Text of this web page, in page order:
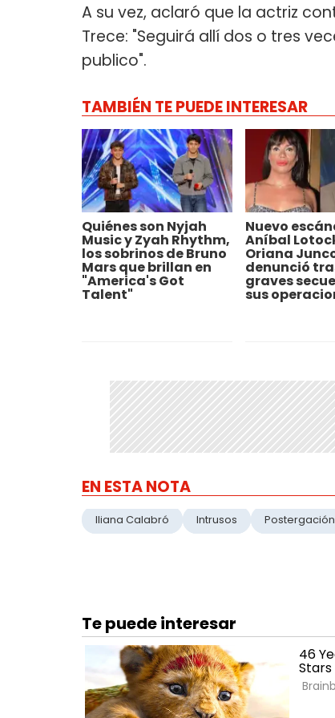
A su vez, aclaró que la actriz
Trece: "Seguirá allí dos o tres
publico".
TAMBIÉN TE PUEDE INTERESAR
Quiénes son Nyjah
Music y Zyah Rhythm,
los sobrinos de Bruno
Mars que brillan en
"America's Got
Talent"
Nuevo
Aníbal
Oriana
denunció
graves
sus
EN ESTA NOTA
Iliana Calabró Intrusos Postergación